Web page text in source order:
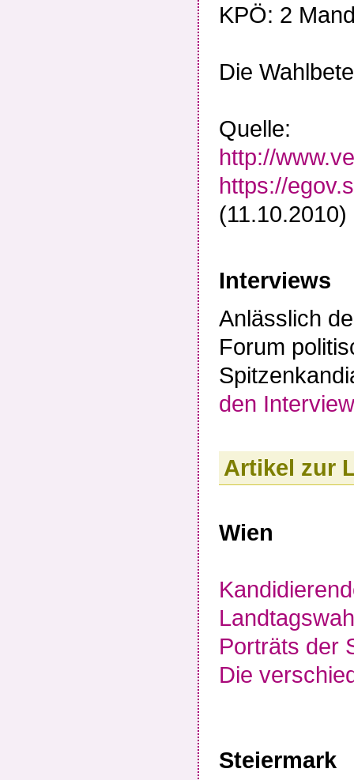
KPÖ: 2
Die
Quelle:
http://
https://
(11.10.2010)
Interviews
Anlässlich
Forum
den
Artikel zur
Wien
Porträts der
Die
Steiermark